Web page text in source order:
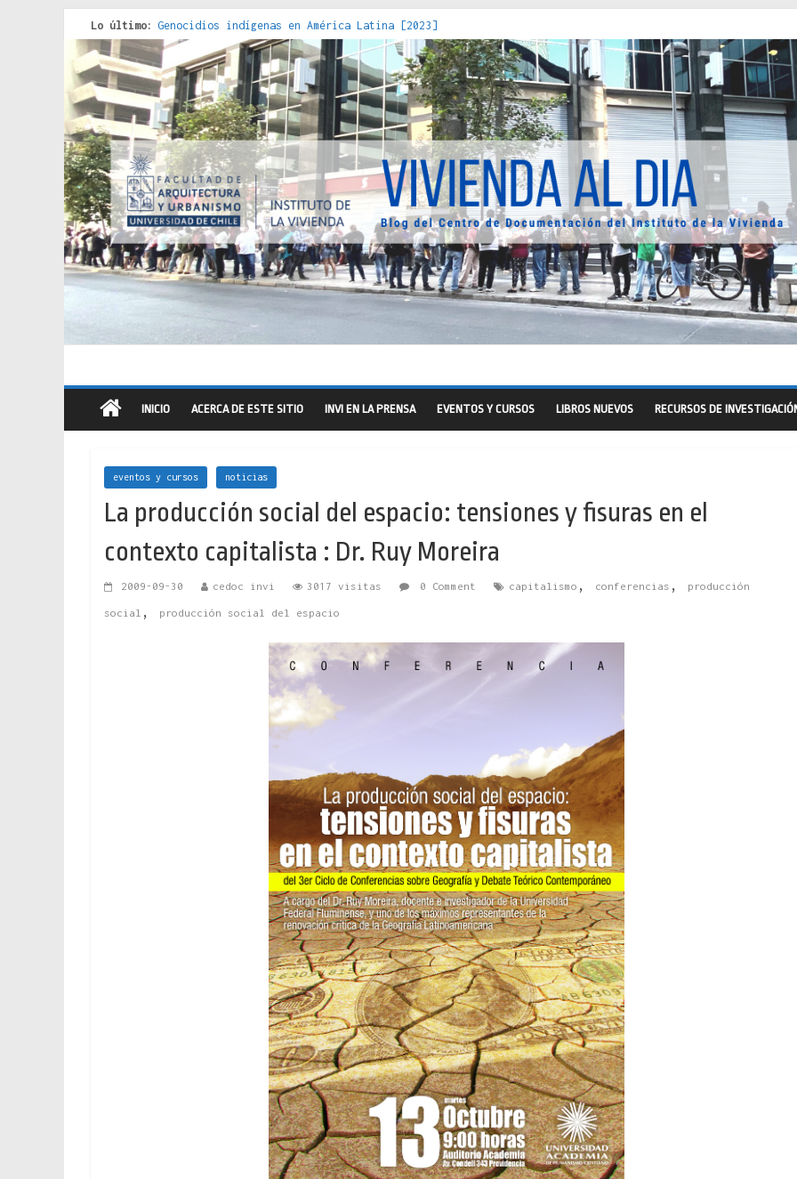
Lo último: Genocidios indígenas en América Latina [2023]
Estudios sobre la espacialización de los Estados : políticas, prácticas y representaciones [2022]
Donde el pedernal choca con el acero : hacia una teoría crítica de las fronteras latinoamericanas
Criterios técnicos para una vivienda adecuada [2019]
Red de consultorios de la Caja del Seguro Obrero en Santiago : un patrimonio emblemático [2014]
INICIO ACERCA DE ESTE SITIO INVI EN LA PRENSA EVENTOS Y CURSOS LIBROS NUEVOS RECURSOS DE
eventos y cursos noticias
La producción social del espacio: tensiones y fisuras en el
contexto capitalista : Dr. Ruy Moreira
2009-09-30 cedoc invi 3017 visitas 0 Comment capitalismo , conferencias , producción
social , producción social del espacio